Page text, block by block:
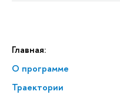
Главная:
О программе
Траектории